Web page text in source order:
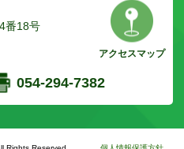
番18号
アクセスマップ
054-294-7382